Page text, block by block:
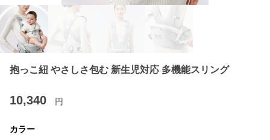
抱っこ紐 やさしさ包む 新生児対応 多機能スリング
10,340 円
カラー